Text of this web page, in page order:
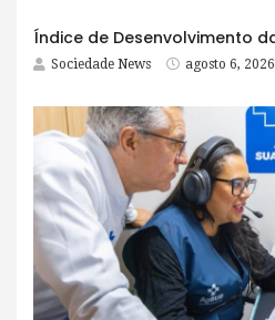
Sociedade News agosto 6, 2026